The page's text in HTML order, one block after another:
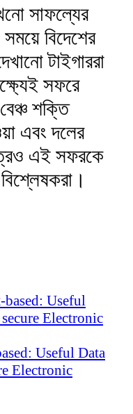
সাফল্যের
বিদেশের
টাইগাররা
সফরে
শক্তি
এবং দলের
এই সফরকে
Useful Data
Electronic